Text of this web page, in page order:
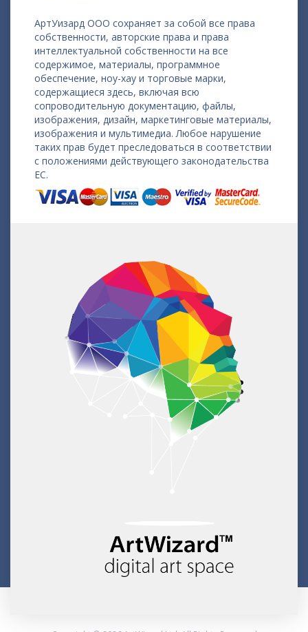
АртУизард ООО сохраняет за собой все права
собственности, авторские права и права
интеллектуальной собственности на все
содержимое, материалы, программное
обеспечение, ноу-хау и торговые марки,
содержащиеся здесь, включая всю
сопроводительную документацию, файлы,
изображения, дизайн, маркетинговые материалы,
изображения и мультимедиа. Любое нарушение
таких прав будет преследоваться в соответствии
с положениями действующего законодательства
ЕС.